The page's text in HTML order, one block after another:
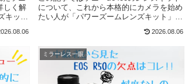
しく解
キット
ップか
について、これから本格的にカメラを始め
たい人が「パワーズームレンズキット」
ームレンズキット」のどのレンズキットを
選んだらいいのかなるべくわかりやすく解
説しています。
2026.08.06
ミラーレス一眼